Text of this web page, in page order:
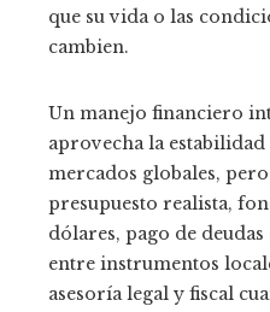
que su vida o las
cambien.
Un manejo financiero
aprovecha la
mercados globales,
presupuesto realista,
dólares, pago de
entre instrumentos
asesoría legal y fiscal